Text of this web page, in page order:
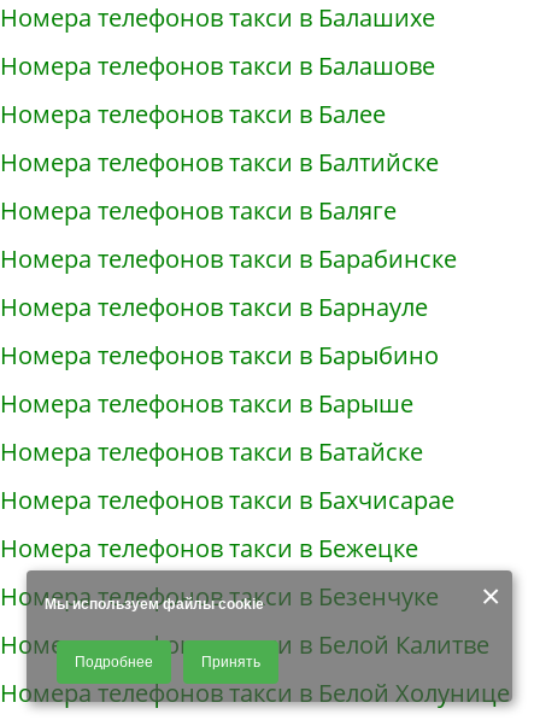
×
Мы используем файлы cookie
Продолжая использовать наш сайт, Вы даете согласие на обработку
файлов - COOKIES, пользовательских данных (файлы-cookies, IP-адрес,
данные об идентификаторе браузера, дата и время осуществления
доступа к сайту, история поисковых запросов) для сбора аналитической и
Подробнее Принять
Номера телефонов такси в Балашихе
Номера телефонов такси в Балашове
Номера телефонов такси в Балее
Номера телефонов такси в Балтийске
Номера телефонов такси в Баляге
Номера телефонов такси в Барабинске
Номера телефонов такси в Барнауле
Номера телефонов такси в Барыбино
Номера телефонов такси в Барыше
Номера телефонов такси в Батайске
Номера телефонов такси в Бахчисарае
Номера телефонов такси в Бежецке
Номера телефонов такси в Безенчуке
Номера телефонов такси в Белой Калитве
Номера телефонов такси в Белой Холунице